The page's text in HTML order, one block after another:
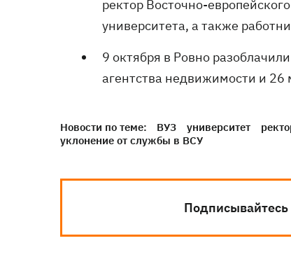
ректор Восточно-
университета, а также
9 октября в Ровно
агентства недвижимости и
Новости по теме: ВУЗ университет
уклонение от службы в ВСУ
Подписывайтесь